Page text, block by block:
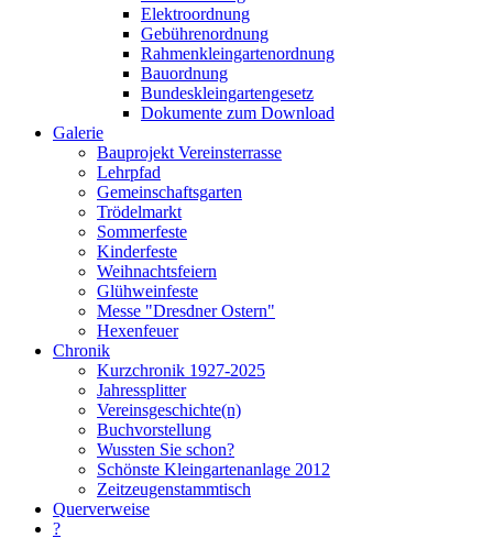
Elektroordnung
Gebührenordnung
Rahmenkleingartenordnung
Bauordnung
Bundeskleingartengesetz
Dokumente zum Download
Galerie
Bauprojekt Vereinsterrasse
Lehrpfad
Gemeinschaftsgarten
Trödelmarkt
Sommerfeste
Kinderfeste
Weihnachtsfeiern
Glühweinfeste
Messe "Dresdner Ostern"
Hexenfeuer
Chronik
Kurzchronik 1927-2025
Jahressplitter
Vereinsgeschichte(n)
Buchvorstellung
Wussten Sie schon?
Schönste Kleingartenanlage 2012
Zeitzeugenstammtisch
Querverweise
?